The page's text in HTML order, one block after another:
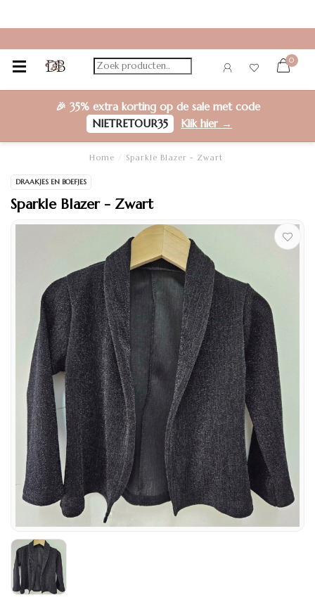
0
🎉 35% extra kortingop de sale met code
NIETRETOUR35
Klik hier →
Home Sparkle Blazer - Zwart
DRAAKJES EN BOEFJES
Sparkle Blazer - Zwart